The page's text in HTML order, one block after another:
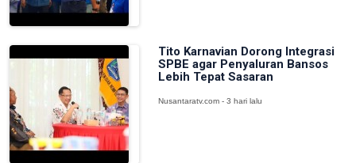
Tito Karnavian Dorong Integrasi
SPBE agar Penyaluran Bansos
Lebih Tepat Sasaran
Nusantaratv.com - 3 hari lalu